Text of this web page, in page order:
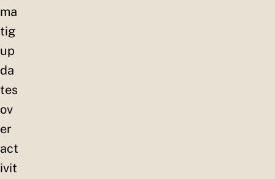
ma
tig
up
da
tes
ov
er
act
ivit